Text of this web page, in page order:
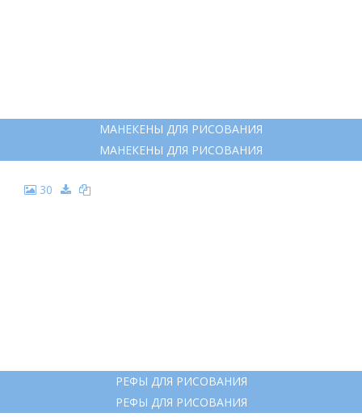
МАНЕКЕНЫ ДЛЯ РИСОВАНИЯ
МАНЕКЕНЫ ДЛЯ РИСОВАНИЯ
30
РЕФЫ ДЛЯ РИСОВАНИЯ
РЕФЫ ДЛЯ РИСОВАНИЯ